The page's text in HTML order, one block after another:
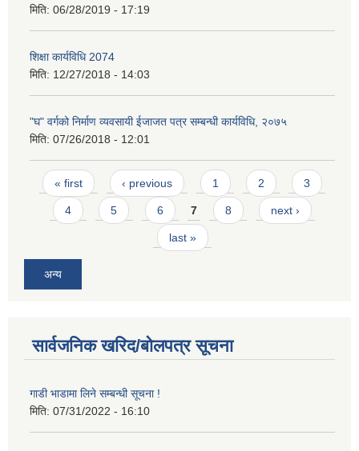
मिति: 06/28/2019 - 17:19
शिक्षा कार्यविधि 2074
मिति: 12/27/2018 - 14:03
"घ" वर्गको निर्माण व्यवसायी ईजाजत पत्र सम्बन्धी कार्यविधि, २०७५
मिति: 07/26/2018 - 12:01
Pages
« first ‹ previous 1 2 3
4 5 6 7 8 next ›
last »
अन्य
सार्वजनिक खरिद/बोलपत्र सूचना
गाडी भाडामा लिने सम्बन्धी सूचना !
मिति: 07/31/2022 - 16:10